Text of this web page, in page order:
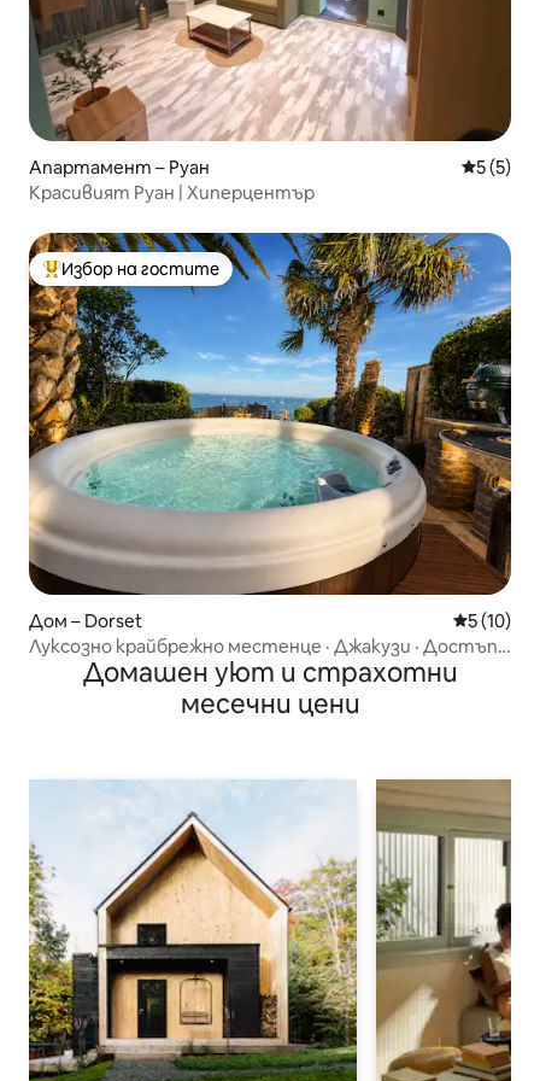
Апартамент – Руан Средна
5 (5)
Красивият Руан | Хиперцентър
Най-популярен избор на гостите
Избор на гостите
Дом – Dorset Средна
5 (10)
Луксозно крайбрежно местенце · Джакузи · Достъп
до плажаДомашен уют и страхотни
месечни цени